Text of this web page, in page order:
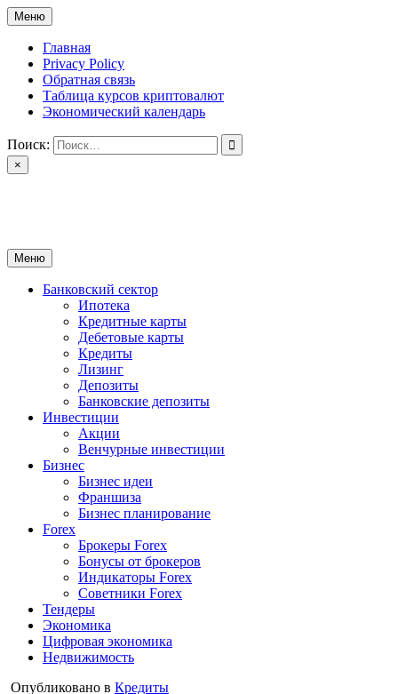
Перейти
к
содержимому
Меню
Главная
Privacy Policy
Обратная связь
Таблица курсов криптовалют
Экономический календарь
Поиск:
×
Меню
Банковский сектор
Ипотека
Кредитные карты
Дебетовые карты
Кредиты
Лизинг
Депозиты
Банковские депозиты
Инвестиции
Акции
Венчурные инвестиции
Бизнес
Бизнес идеи
Франшиза
Бизнес планирование
Forex
Брокеры Forex
Бонусы от брокеров
Индикаторы Forex
Советники Forex
Тендеры
Экономика
Цифровая экономика
Недвижимость
Опубликовано в Кредиты